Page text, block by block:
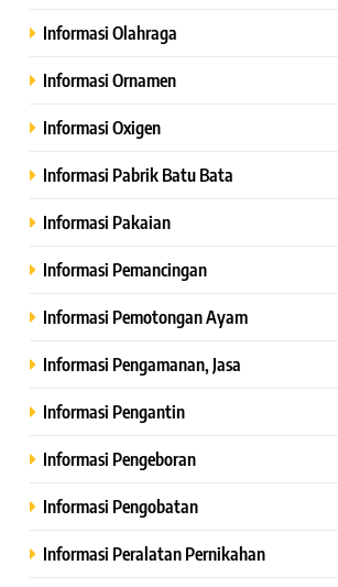
Informasi Olahraga
Informasi Ornamen
Informasi Oxigen
Informasi Pabrik Batu Bata
Informasi Pakaian
Informasi Pemancingan
Informasi Pemotongan Ayam
Informasi Pengamanan, Jasa
Informasi Pengantin
Informasi Pengeboran
Informasi Pengobatan
Informasi Peralatan Pernikahan